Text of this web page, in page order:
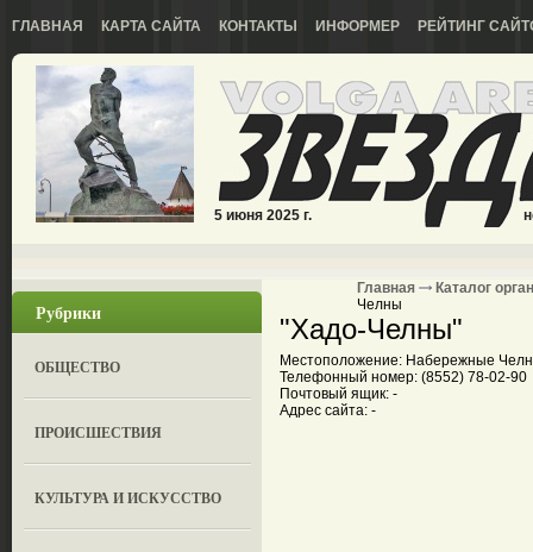
ГЛАВНАЯ КАРТА САЙТА КОНТАКТЫ ИНФОРМЕР РЕЙТИНГ
5 июня 2025 г.
Рубрики
ОБЩЕСТВО
ПРОИСШЕСТВИЯ
КУЛЬТУРА И ИСКУССТВО
Главная
Каталог
Челны
"Хадо-Челны"
Местоположение: Набережные
Телефонный номер: (8552) 78-02-90
Почтовый ящик: -
Адрес сайта: -